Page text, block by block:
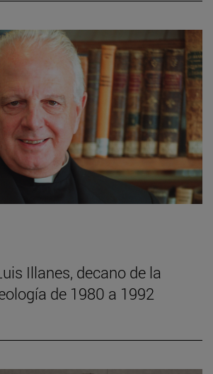
Illanes, decano de la
de 1980 a 1992